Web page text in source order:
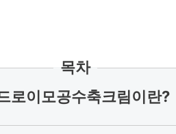
목차
로이모공수축크림이란?